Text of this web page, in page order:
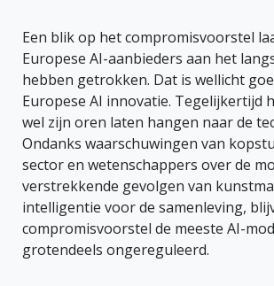
Een blik op het compromisvoorstel
Europese AI-aanbieders aan het
hebben getrokken. Dat is wellicht
Europese AI innovatie. Tegelijkertijd
wel zijn oren laten hangen naar de
Ondanks waarschuwingen van
sector en wetenschappers over de
verstrekkende gevolgen van
intelligentie voor de samenleving,
compromisvoorstel de meeste AI-
grotendeels ongereguleerd.